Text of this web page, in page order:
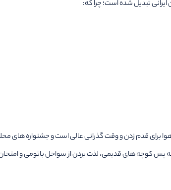
تبدیل شده است؛ چرا که:
برای قدم زدن و وقت گذرانی عالی است و جشنواره های
پس کوچه های قدیمی، لذت بردن از سواحل باتومی و